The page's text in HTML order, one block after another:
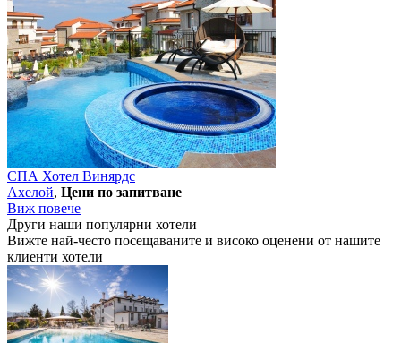
СПА Хотел Винярдс
Ахелой, Цени по запитване
Виж повече
Други наши популярни хотели
Вижте най-често посещаваните и високо оценени от нашите
клиенти хотели